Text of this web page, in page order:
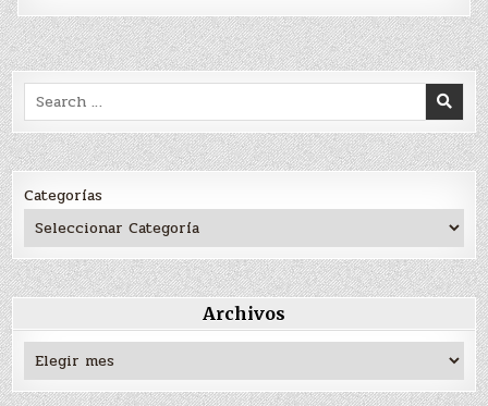
Search
for:
Categorías
Archivos
Archivos